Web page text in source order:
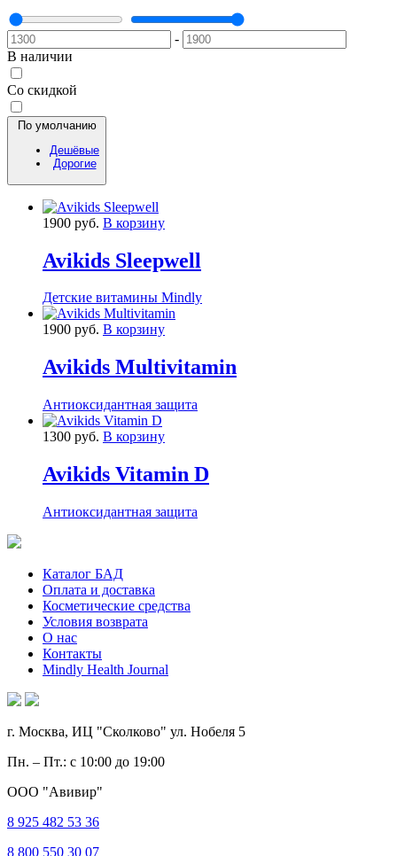
-
В наличии
Со скидкой
По умолчанию
Дешёвые
Дорогие
1900 руб. В корзину
Avikids Sleepwell
Детские витамины Mindly
1900 руб. В корзину
Avikids Multivitamin
Антиоксидантная защита
1300 руб. В корзину
Avikids Vitamin D
Антиоксидантная защита
Каталог БАД
Оплата и доставка
Косметические средства
Условия возврата
О нас
Контакты
Mindly Health Journal
г. Москва, ИЦ "Сколково" ул. Нобеля 5
Пн. – Пт.: с 10:00 до 19:00
ООО "Авивир"
8 925 482 53 36
8 800 550 30 07